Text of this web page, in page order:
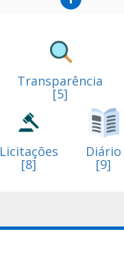
Transparência
[5]
Licitações
[8]
Diário
[9]